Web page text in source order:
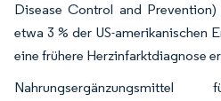
Disease Control and
etwa 3 % der US-amerikanischen
eine frühere Herzinfarktdiagnose